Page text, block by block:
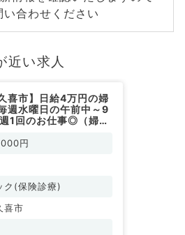
い合わせください
近い求人
喜市】日給4万円の婦
週水曜日の午前中～9
1回のお仕事◎（婦人
円
ク(保険診療)
喜市